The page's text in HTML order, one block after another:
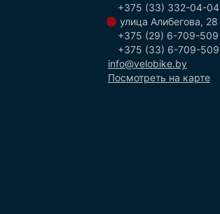
+375 (33) 332-04-04
улица Алибегова, 28
+375 (29) 6-709-509
+375 (33) 6-709-509
info@velobike.by
Посмотреть на карте